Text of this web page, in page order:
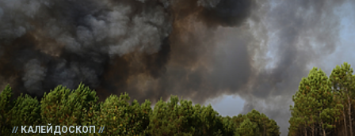
КАЛЕЙДОСКОП